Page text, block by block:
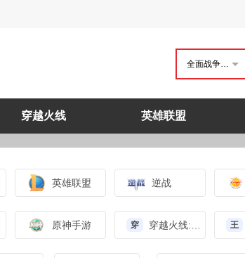
全面战争：罗马2-帝皇版
穿越火线 英雄联盟
英雄联盟 逆战
原神手游 穿 王